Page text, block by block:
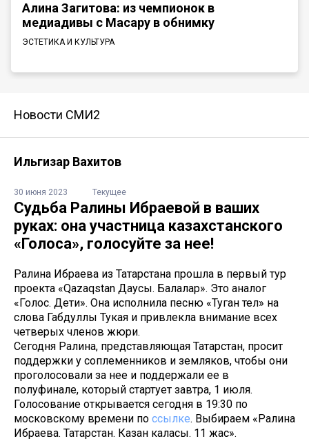
Алина Загитова: из чемпионок в
медиадивы с Масару в обнимку
ЭСТЕТИКА И КУЛЬТУРА
Новости СМИ2
Ильгизар Вахитов
30 июня 2023 Текущее
Судьба Ралины Ибраевой в ваших
руках: она участница казахстанского
«Голоса», голосуйте за нее!
Ралина Ибраева из Татарстана прошла в первый тур
проекта «Qazaqstan Даусы. Балалар». Это аналог
«Голос. Дети». Она исполнила песню «Туган тел» на
слова Габдуллы Тукая и привлекла внимание всех
четверых членов жюри.
Сегодня Ралина, представляющая Татарстан, просит
поддержки у соплеменников и земляков, чтобы они
проголосовали за нее и поддержали ее в
полуфинале, который стартует завтра, 1 июля.
Голосование открывается сегодня в 19:30 по
московскому времени по ссылке. Выбираем «Ралина
Ибраева. Татарстан. Казан каласы. 11 жас».